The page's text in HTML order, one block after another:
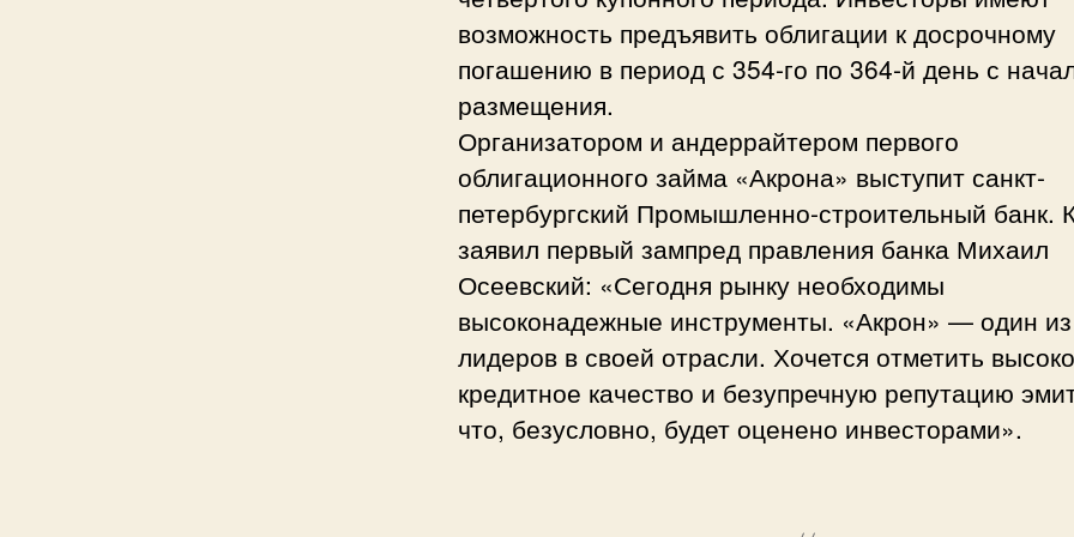
возможность предъявить облигации к досрочному
погашению в период с 354-го по 364-й день с
размещения.
Организатором и андеррайтером первого
облигационного займа «Акрона» выступит санкт-
петербургский Промышленно-строительный банк.
заявил первый зампред правления банка Михаил
Осеевский: «Сегодня рынку необходимы
высоконадежные инструменты. «Акрон» — один из
лидеров в своей отрасли. Хочется отметить
кредитное качество и безупречную репутацию
что, безусловно, будет оценено инвесторами».